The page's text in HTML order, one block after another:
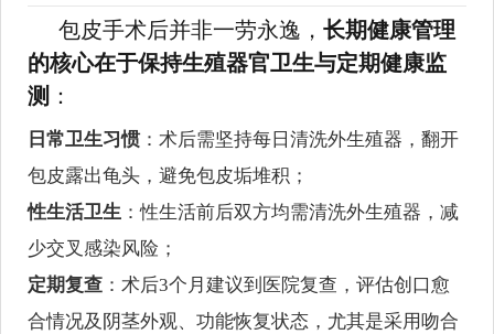
包皮手术后并非一劳永逸，长期健康管理
的核心在于保持生殖器官卫生与定期健康监
测 ：
日常卫生习惯：术后需坚持每日清洗外生殖器，翻开
包皮露出龟头，避免包皮垢堆积；
性生活卫生 ：性生活前后双方均需清洗外生殖器，减
少交叉感染风险；
定期复查 ：术后3个月建议到医院复查，评估创口愈
合情况及阴茎外观、功能恢复状态，尤其是采用吻合